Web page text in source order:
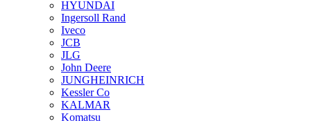
HYUNDAI
Ingersoll Rand
Iveco
JCB
JLG
John Deere
JUNGHEINRICH
Kessler Co
KALMAR
Komatsu